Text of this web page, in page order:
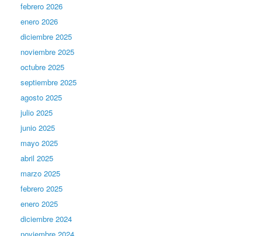
febrero 2026
enero 2026
diciembre 2025
noviembre 2025
octubre 2025
septiembre 2025
agosto 2025
julio 2025
junio 2025
mayo 2025
abril 2025
marzo 2025
febrero 2025
enero 2025
diciembre 2024